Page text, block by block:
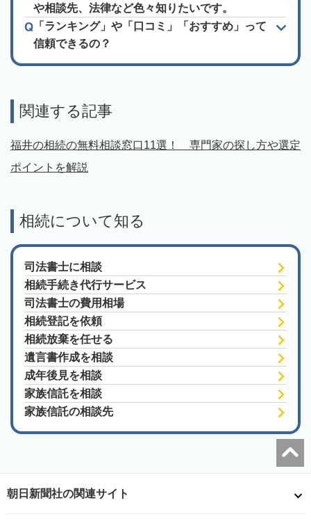
や相談先、法律など色々知りたいです。
「ランキング」や「口コミ」「おすすめ」って
信頼できるの？
関連する記事
福井の相続の無料相談窓口11選！ 専門家の探し方や選定
ポイントを解説
相続について知る
司法書士に相談
相続手続き代行サービス
司法書士の費用相場
相続登記を依頼
相続放棄を任せる
遺言書作成を相談
成年後見を相談
家族信託を相談
家族信託の相談先
朝日新聞社の関連サイト